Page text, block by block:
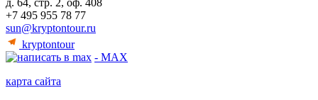
д. 64, стр. 2, оф. 408
+7 495 955 78 77
sun@kryptontour.ru
kryptontour
- MAX
карта сайта